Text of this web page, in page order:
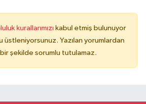
kurallarımızı kabul etmiş bulunuyor
üstleniyorsunuz. Yazılan yorumlardan
şekilde sorumlu tutulamaz.